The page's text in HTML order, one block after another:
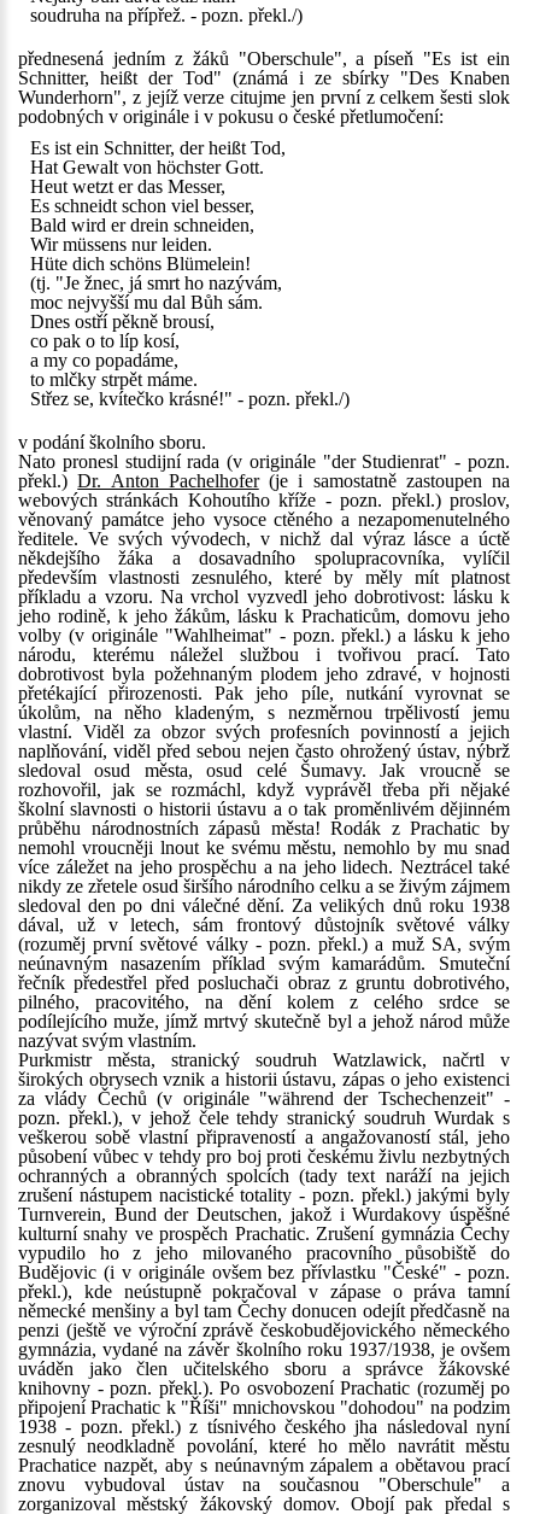
soudruha na přípřež. - pozn. překl./)
přednesená jedním z žáků "Oberschule", a píseň "Es ist ein
Schnitter, heißt der Tod" (známá i ze sbírky "Des Knaben
Wunderhorn", z jejíž verze citujme jen první z celkem šesti slok
podobných v originále i v pokusu o české přetlumočení:
Es ist ein Schnitter, der heißt Tod,
Hat Gewalt von höchster Gott.
Heut wetzt er das Messer,
Es schneidt schon viel besser,
Bald wird er drein schneiden,
Wir müssens nur leiden.
Hüte dich schöns Blümelein!
(tj. "Je žnec, já smrt ho nazývám,
moc nejvyšší mu dal Bůh sám.
Dnes ostří pěkně brousí,
co pak o to líp kosí,
a my co popadáme,
to mlčky strpět máme.
Střez se, kvítečko krásné!" - pozn. překl./)
v podání školního sboru.
Nato pronesl studijní rada (v originále "der Studienrat" - pozn.
překl.)Dr. Anton Pachelhofer(je i samostatně zastoupen na
webových stránkách Kohoutího kříže - pozn. překl.) proslov,
věnovaný památce jeho vysoce ctěného a nezapomenutelného
ředitele. Ve svých vývodech, v nichž dal výraz lásce a úctě
někdejšího žáka a dosavadního spolupracovníka, vylíčil
především vlastnosti zesnulého, které by měly mít platnost
příkladu a vzoru. Na vrchol vyzvedl jeho dobrotivost: lásku k
jeho rodině, k jeho žákům, lásku k Prachaticům, domovu jeho
volby (v originále "Wahlheimat" - pozn. překl.) a lásku k jeho
národu, kterému náležel službou i tvořivou prací. Tato
dobrotivost byla požehnaným plodem jeho zdravé, v hojnosti
přetékající přirozenosti. Pak jeho píle, nutkání vyrovnat se
úkolům, na něho kladeným, s nezměrnou trpělivostí jemu
vlastní. Viděl za obzor svých profesních povinností a jejich
naplňování, viděl před sebou nejen často ohrožený ústav, nýbrž
sledoval osud města, osud celé Šumavy. Jak vroucně se
rozhovořil, jak se rozmáchl, když vyprávěl třeba při nějaké
školní slavnosti o historii ústavu a o tak proměnlivém dějinném
průběhu národnostních zápasů města! Rodák z Prachatic by
nemohl vroucněji lnout ke svému městu, nemohlo by mu snad
více záležet na jeho prospěchu a na jeho lidech. Neztrácel také
nikdy ze zřetele osud širšího národního celku a se živým zájmem
sledoval den po dni válečné dění. Za velikých dnů roku 1938
dával, už v letech, sám frontový důstojník světové války
(rozuměj první světové války - pozn. překl.) a muž SA, svým
neúnavným nasazením příklad svým kamarádům. Smuteční
řečník předestřel před posluchači obraz z gruntu dobrotivého,
pilného, pracovitého, na dění kolem z celého srdce se
podílejícího muže, jímž mrtvý skutečně byl a jehož národ může
nazývat svým vlastním.
Purkmistr města, stranický soudruh Watzlawick, načrtl v
širokých obrysech vznik a historii ústavu, zápas o jeho existenci
za vlády Čechů (v originále "während der Tschechenzeit" -
pozn. překl.), v jehož čele tehdy stranický soudruh Wurdak s
veškerou sobě vlastní připraveností a angažovaností stál, jeho
působení vůbec v tehdy pro boj proti českému živlu nezbytných
ochranných a obranných spolcích (tady text naráží na jejich
zrušení nástupem nacistické totality - pozn. překl.) jakými byly
Turnverein, Bund der Deutschen, jakož i Wurdakovy úspěšné
kulturní snahy ve prospěch Prachatic. Zrušení gymnázia Čechy
vypudilo ho z jeho milovaného pracovního působiště do
Budějovic (i v originále ovšem bez přívlastku "České" - pozn.
překl.), kde neústupně pokračoval v zápase o práva tamní
německé menšiny a byl tam Čechy donucen odejít předčasně na
penzi (ještě ve výroční zprávě českobudějovického německého
gymnázia, vydané na závěr školního roku 1937/1938, je ovšem
uváděn jako člen učitelského sboru a správce žákovské
knihovny - pozn. překl.). Po osvobození Prachatic (rozuměj po
připojení Prachatic k "Říši" mnichovskou "dohodou" na podzim
1938 - pozn. překl.) z tísnivého českého jha následoval nyní
zesnulý neodkladně povolání, které ho mělo navrátit městu
Prachatice nazpět, aby s neúnavným zápalem a obětavou prací
znovu vybudoval ústav na současnou "Oberschule" a
zorganizoval městský žákovský domov. Obojí pak předal s